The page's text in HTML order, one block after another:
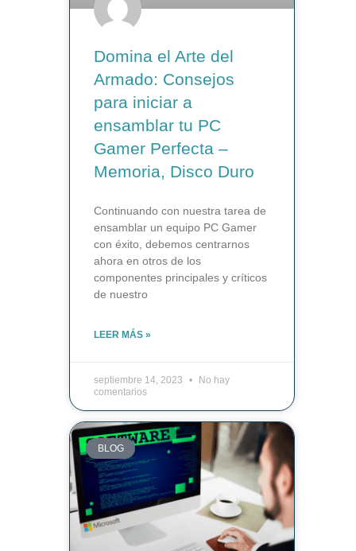
Domina el Arte del
Armado: Consejos
para iniciar a
ensamblar tu PC
Gamer Perfecta –
Memoria, Disco Duro
Continuando con nuestra tarea de
ensamblar un equipo PC Gamer
con éxito, debemos centrarnos
ahora en otros de los
componentes principales y críticos
de nuestro
LEER MÁS »
septiembre 14, 2023
No hay
comentarios
BLOG